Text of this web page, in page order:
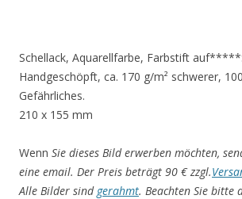
Schellack, Aquarellfarbe, Farbstift
Handgeschöpft, ca. 170 g/m² schwerer,
Gefährliches.
210 x 155 mm
Wenn Sie dieses Bild erwerben möchten,
eine email. Der Preis beträgt 90 € zzgl.
Alle Bilder sind gerahmt. Beachten Sie bitte